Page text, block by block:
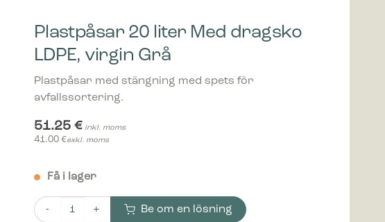
Plastpåsar 20 liter Med dragsko
LDPE, virgin Grå
Plastpåsar med stängning med spets för
avfallssortering.
51.25 € inkl. moms
41.00 €exkl. moms
Få i lager
Plastpåsar 20 liter Med dragsko LDPE, virgin Grå mängd
Be om en lösning